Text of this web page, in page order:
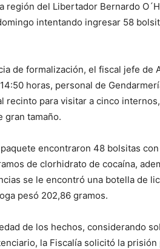
región del Libertador Bernardo
intentando ingresar 58
de formalización, el fiscal jefe
horas, personal de
recinto para visitar a cinco
gran tamaño.
encontraron 48 bolsitas
de clorhidrato de cocaína,
se le encontró una botella de
pesó 202,86 gramos.
de los hechos, considerando
la Fiscalía solicitó la